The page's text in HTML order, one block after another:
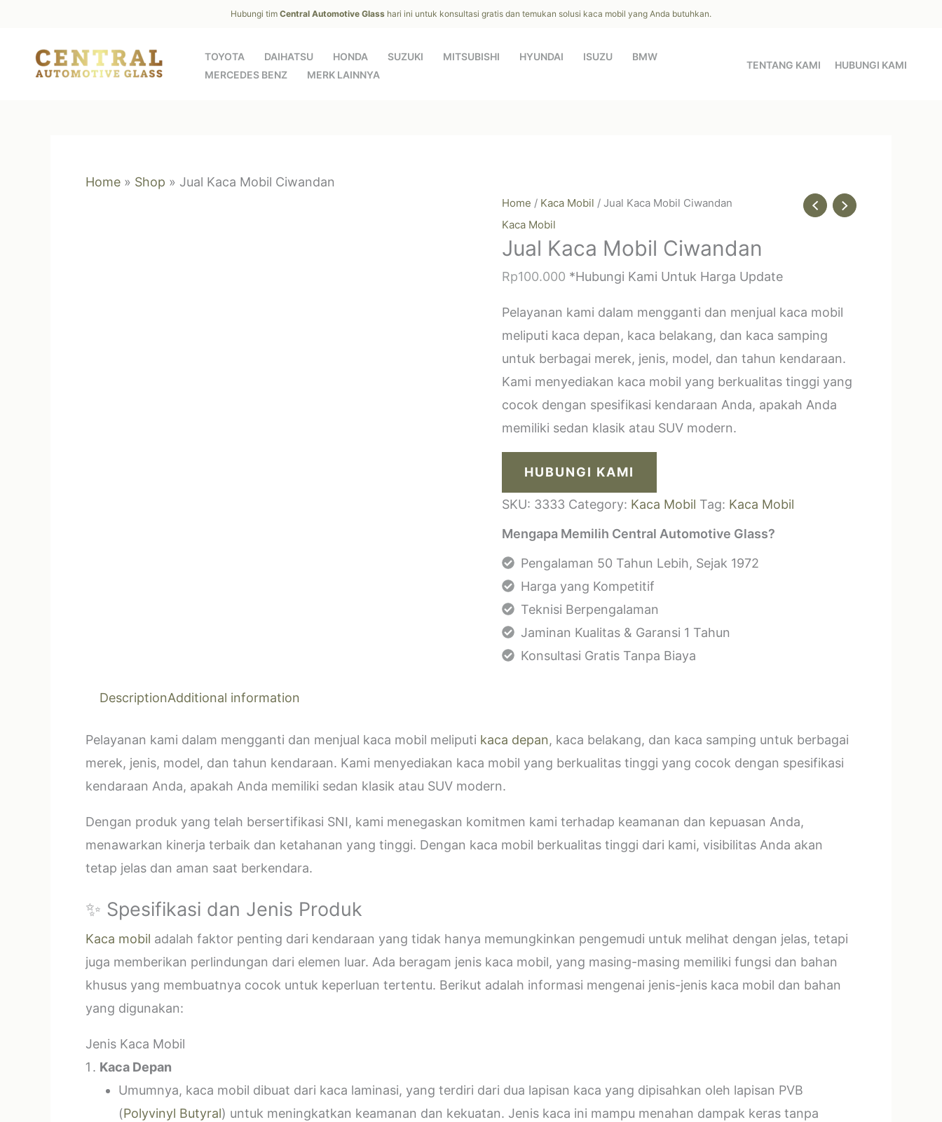
content
Hubungi tim Central Automotive Glass hari ini untuk konsultasi gratis dan temukan solusi kaca mobil yang Anda butuhkan.
TOYOTA DAIHATSU HONDA SUZUKI MITSUBISHI HYUNDAI ISUZU
BMW
MERCEDES BENZ
MERK LAINNYA
TENTANG KAMI HUBUNGI KAMI
Home » Shop » Jual Kaca Mobil Ciwandan
Home / Kaca Mobil / Jual Kaca Mobil Ciwandan
Kaca Mobil
Jual Kaca Mobil Ciwandan
Rp100.000 *Hubungi Kami Untuk Harga Update
Pelayanan kami dalam mengganti dan menjual kaca mobil
meliputi kaca depan, kaca belakang, dan kaca samping
untuk berbagai merek, jenis, model, dan tahun kendaraan.
Kami menyediakan kaca mobil yang berkualitas tinggi yang
cocok dengan spesifikasi kendaraan Anda, apakah Anda
memiliki sedan klasik atau SUV modern.
HUBUNGI KAMI
SKU: 3333 Category: Kaca Mobil Tag: Kaca Mobil
Mengapa Memilih Central Automotive Glass?
Pengalaman 50 Tahun Lebih, Sejak 1972
Harga yang Kompetitif
Teknisi Berpengalaman
Jaminan Kualitas & Garansi 1 Tahun
Konsultasi Gratis Tanpa Biaya
DescriptionAdditional information
Pelayanan kami dalam mengganti dan menjual kaca mobil meliputi kaca depan, kaca belakang, dan kaca samping untuk berbagai
merek, jenis, model, dan tahun kendaraan. Kami menyediakan kaca mobil yang berkualitas tinggi yang cocok dengan spesifikasi
kendaraan Anda, apakah Anda memiliki sedan klasik atau SUV modern.
Dengan produk yang telah bersertifikasi SNI, kami menegaskan komitmen kami terhadap keamanan dan kepuasan Anda,
menawarkan kinerja terbaik dan ketahanan yang tinggi. Dengan kaca mobil berkualitas tinggi dari kami, visibilitas Anda akan
tetap jelas dan aman saat berkendara.
✨ Spesifikasi dan Jenis Produk
Kaca mobil adalah faktor penting dari kendaraan yang tidak hanya memungkinkan pengemudi untuk melihat dengan jelas, tetapi
juga memberikan perlindungan dari elemen luar. Ada beragam jenis kaca mobil, yang masing-masing memiliki fungsi dan bahan
khusus yang membuatnya cocok untuk keperluan tertentu. Berikut adalah informasi mengenai jenis-jenis kaca mobil dan bahan
yang digunakan:
Jenis Kaca Mobil
Kaca Depan
Umumnya, kaca mobil dibuat dari kaca laminasi, yang terdiri dari dua lapisan kaca yang dipisahkan oleh lapisan PVB
(Polyvinyl Butyral) untuk meningkatkan keamanan dan kekuatan. Jenis kaca ini mampu menahan dampak keras tanpa